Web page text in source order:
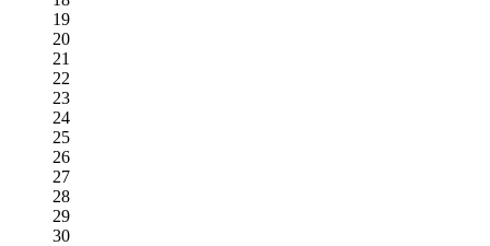
19
20
21
22
23
24
25
26
27
28
29
30